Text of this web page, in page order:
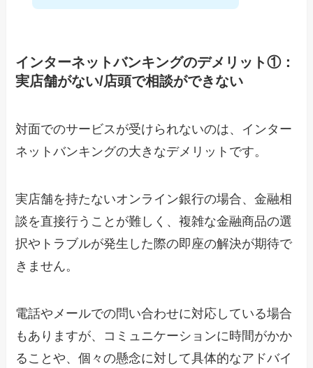
インターネットバンキングのデメリット①：
実店舗がない/店頭で相談ができない
対面でのサービスが受けられないのは、インター
ネットバンキングの大きなデメリットです。
実店舗を持たないオンライン銀行の場合、金融相
談を直接行うことが難しく、複雑な金融商品の選
択やトラブルが発生した際の即座の解決が期待で
きません。
電話やメールでの問い合わせに対応している場合
もありますが、コミュニケーションに時間がかか
ることや、個々の懸念に対して具体的なアドバイ